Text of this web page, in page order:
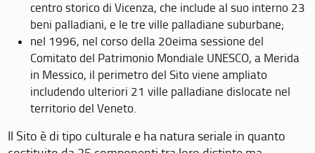
centro storico di Vicenza, che include al suo interno 23
beni palladiani, e le tre ville palladiane suburbane;
nel 1996, nel corso della 20eima sessione del
Comitato del Patrimonio Mondiale UNESCO, a Merida
in Messico, il perimetro del Sito viene ampliato
includendo ulteriori 21 ville palladiane dislocate nel
territorio del Veneto.
Il Sito è di tipo culturale e ha natura seriale in quanto